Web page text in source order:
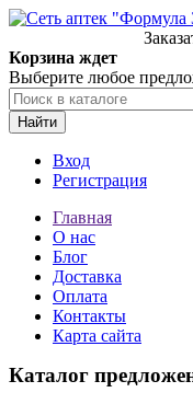
Корзина ждет
Выберите любое
Найти
Вход
Регистрация
Главная
О нас
Блог
Доставка
Оплата
Контакты
Карта сайта
Каталог